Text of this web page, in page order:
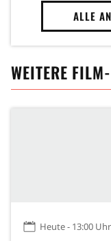
ALLE
WEITERE
Heute - 13:00 Uhr